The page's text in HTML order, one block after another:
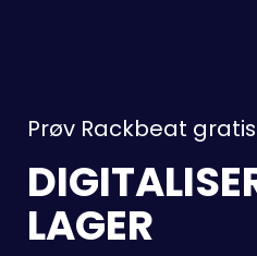
Prøv Rackbeat
LAGER